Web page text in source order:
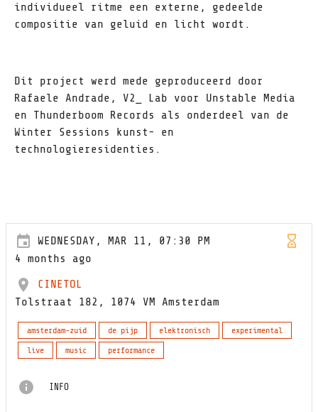
individueel ritme een externe, gedeelde
compositie van geluid en licht wordt.
Dit project werd mede geproduceerd door
Rafaele Andrade, V2_ Lab voor Unstable Media
en Thunderboom Records als onderdeel van de
Winter Sessions kunst- en
technologieresidenties.
WEDNESDAY, MAR 11, 07:30 PM
4 months ago
CINETOL
Tolstraat 182, 1074 VM Amsterdam
amsterdam-zuid de pijp elektronisch
experimental
live
music performance
INFO